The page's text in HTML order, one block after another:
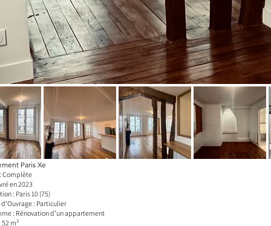
Paris Xe
Complète
en 2023
: Paris 10 (75)
: Particulier
: Rénovation d’un appartement
52 m²